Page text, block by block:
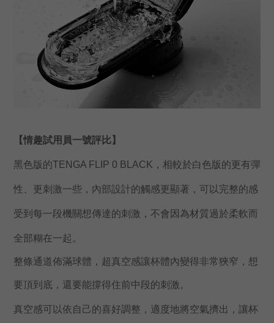
【情趣試用員一號評比】
黑色版的TENGA FLIP 0 BLACK，相較於白色版的更有彈
性、更刺激一些，內部設計的觸感更顯著，可以完整的感
受到每一段機關想傳達的刺激，不會因為材質過於柔軟而
全部糊在一起。
整條通道佈滿球體，超真空感讓杯體內變得非常狹窄，想
要頂到底，還要能撐得住前中段的刺激。
真空感可以依自己的喜好調整，適度地將空氣擠出，讓杯